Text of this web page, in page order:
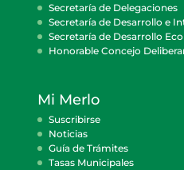
Secretaría de Delegaciones
Secretaría de Desarrollo e
Secretaría de Desarrollo
Honorable Concejo
Mi Merlo
Suscribirse
Noticias
Guía de Trámites
Tasas Municipales